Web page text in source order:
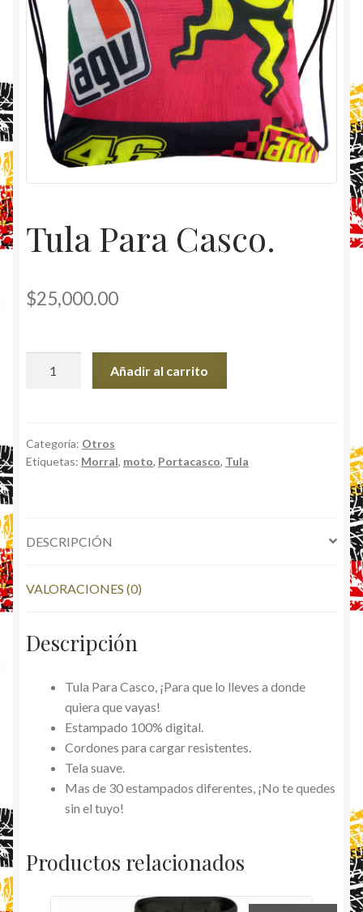
Tula Para Casco.
$25,000.00
Añadir al carrito
Categoría: Otros
Etiquetas: Morral, moto, Portacasco, Tula
DESCRIPCIÓN
VALORACIONES (0)
Descripción
Tula Para Casco, ¡Para que lo lleves a donde
quiera que vayas!
Estampado 100% digital.
Cordones para cargar resistentes.
Tela suave.
Mas de 30 estampados diferentes, ¡No te quedes
sin el tuyo!
Productos relacionados